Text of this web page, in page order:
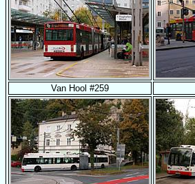
Van Hool #259